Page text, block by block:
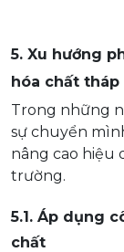
5. Xu hướng
hóa chất tháp
Trong những
sự chuyển
nâng cao hiệu
trường.
5.1. Áp dụng
chất